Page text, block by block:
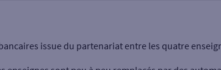
issue du partenariat entre les quatre